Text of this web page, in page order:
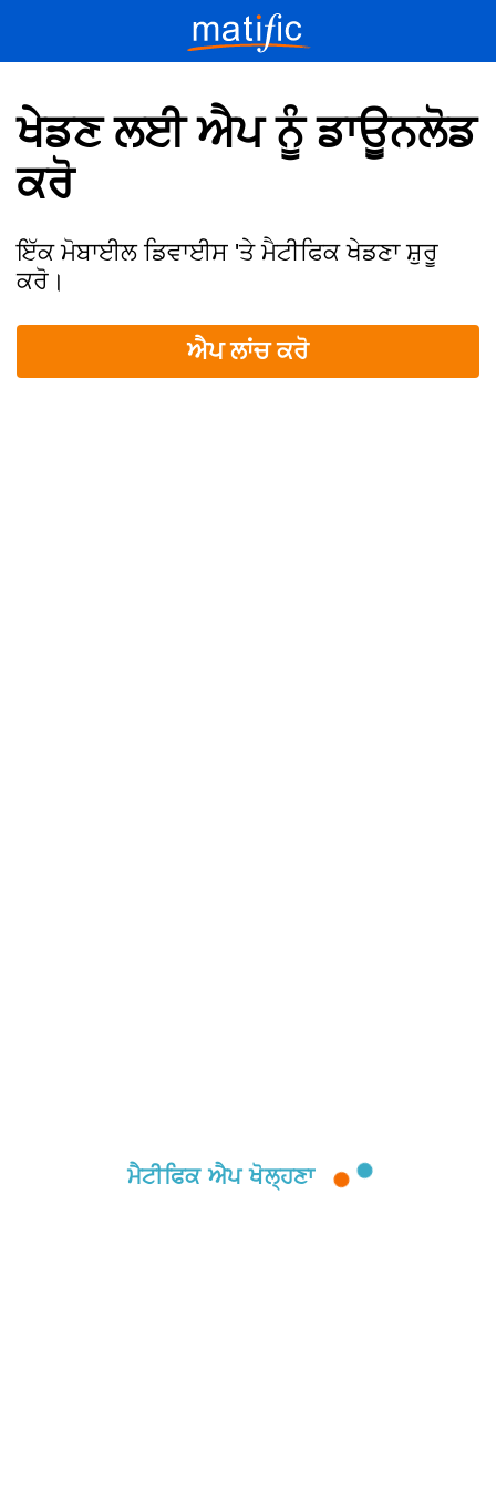
ਖੇਡਣ ਲਈ ਐਪ ਨੂੰ ਡਾਊਨਲੋਡ
ਕਰੋ
ਇੱਕ ਮੋਬਾਈਲ ਡਿਵਾਈਸ 'ਤੇ ਮੈਟੀਫਿਕ ਖੇਡਣਾ ਸ਼ੁਰੂ
ਕਰੋ।
ਐਪ ਲਾਂਚ ਕਰੋ
ਮੈਟੀਫਿਕ ਐਪ ਖੋਲ੍ਹਣਾ